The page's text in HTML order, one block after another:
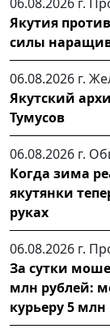
Якутия
силы
06.08.2026 г.
Якутский
Тумусов
06.08.2026 г.
Когда зима
якутянки
руках
06.08.2026 г.
За сутки
млн рублей:
курьеру 5 млн